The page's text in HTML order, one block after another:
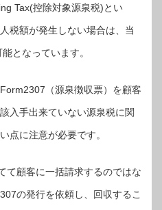
Tax(控除対象源泉税)とい
税額が発生しない場合は、当
となっています。
（源泉徴収票）を顧客
入手出来ていない源泉税に関
点に注意が必要です。
て顧客に一括請求するのではな
の発行を依頼し、回収するこ